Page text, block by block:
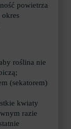
powietrza
roślina nie
(sekatorem)
kwiaty
razie